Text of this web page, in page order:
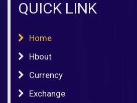
QUICK LINK
Home
Hbout
Currency
Exchange